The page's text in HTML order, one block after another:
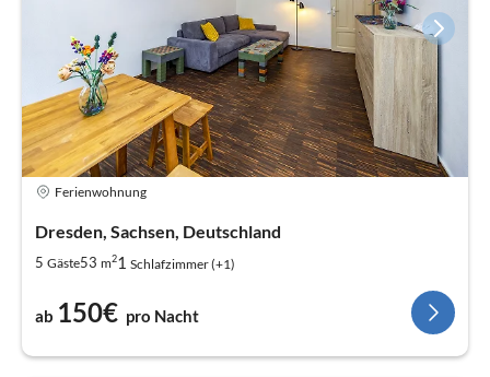
Ferienwohnung
Dresden, Sachsen, Deutschland
5 Gäste53 m21 Schlafzimmer (+1)
ab 150€ pro Nacht